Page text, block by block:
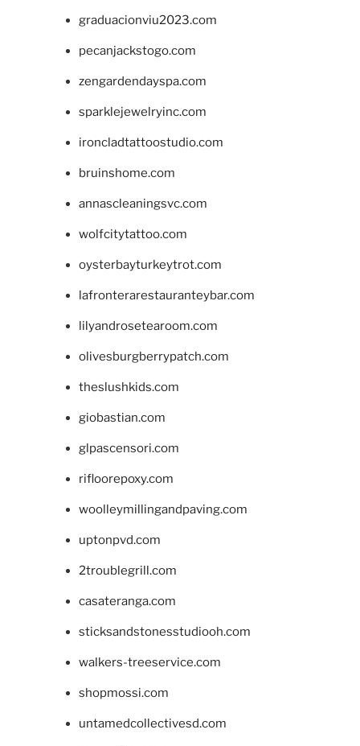
graduacionviu2023.com
pecanjackstogo.com
zengardendayspa.com
sparklejewelryinc.com
ironcladtattoostudio.com
bruinshome.com
annascleaningsvc.com
wolfcitytattoo.com
oysterbayturkeytrot.com
lafronterarestauranteybar.com
lilyandrosetearoom.com
olivesburgberrypatch.com
theslushkids.com
giobastian.com
glpascensori.com
rifloorepoxy.com
woolleymillingandpaving.com
uptonpvd.com
2troublegrill.com
casateranga.com
sticksandstonesstudiooh.com
walkers-treeservice.com
shopmossi.com
untamedcollectivesd.com